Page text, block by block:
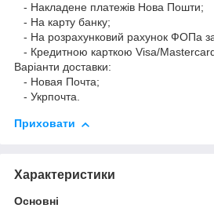
- Накладене платежів Нова Пошти;
- На карту банку;
- На розрахунковий рахунок ФОПа
- Кредитною карткою Visa/
Варіанти доставки:
- Новая Почта;
- Укрпочта.
Приховати
Характеристики
Основні